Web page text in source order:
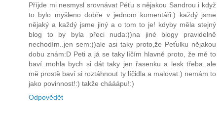
Příjde mi nesmysl srovnávat Péťu s nějakou Sandrou i když
to bylo myšleno dobře v jednom komentáři:) každý jsme
nějaký a každý jsme jiný a o tom to je! kdyby měla stejný
blog to by byla přeci nuda:))na jiné blogy pravidelně
nechodím..jen sem:))ale asi taky proto,že Peťulku nějakou
dobu znám:D Peti a já se taky líčím hlavně proto, že mě to
baví..mohla bych si dát taky jen řasenku a lesk třeba..ale
mě prostě baví si roztáhnout ty líčidla a malovat:) nemám to
jako povinnost!:) takže chááápu!:)
Odpovědět